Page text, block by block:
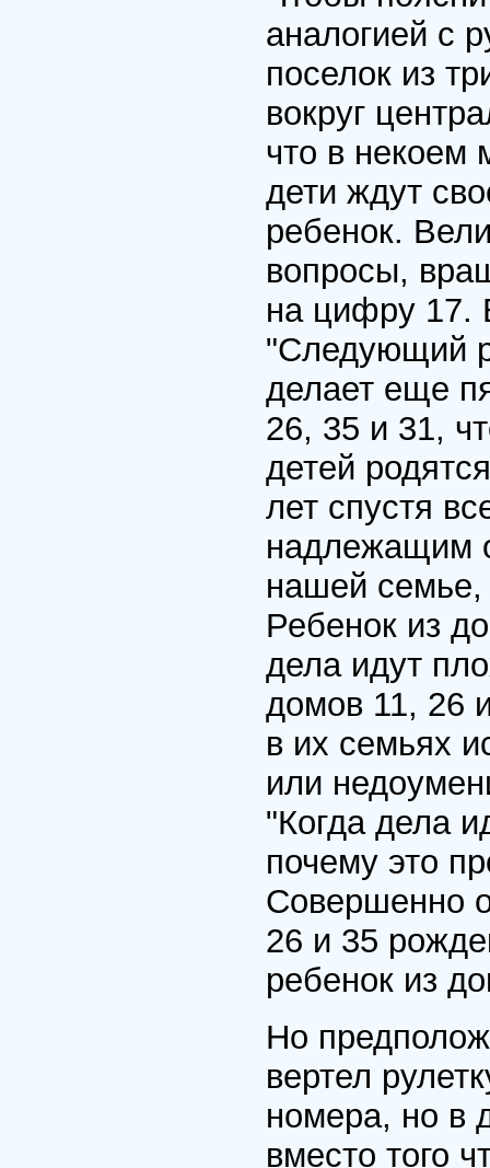
аналогией с
поселок из
вокруг
что в
дети ждут
ребенок.
вопросы,
на цифру 17.
"Следующий
делает еще
26, 35 и 31,
детей
лет спустя
надлежащим
нашей семье,
Ребенок из
дела идут
домов 11, 26
в их семьях
или
"Когда дела
почему это
Совершенно
26 и 35
ребенок из
Но
вертел
номера, но в
вместо того